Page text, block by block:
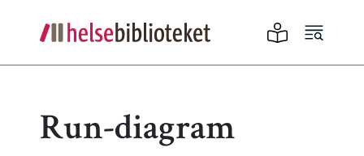
Run-diagram